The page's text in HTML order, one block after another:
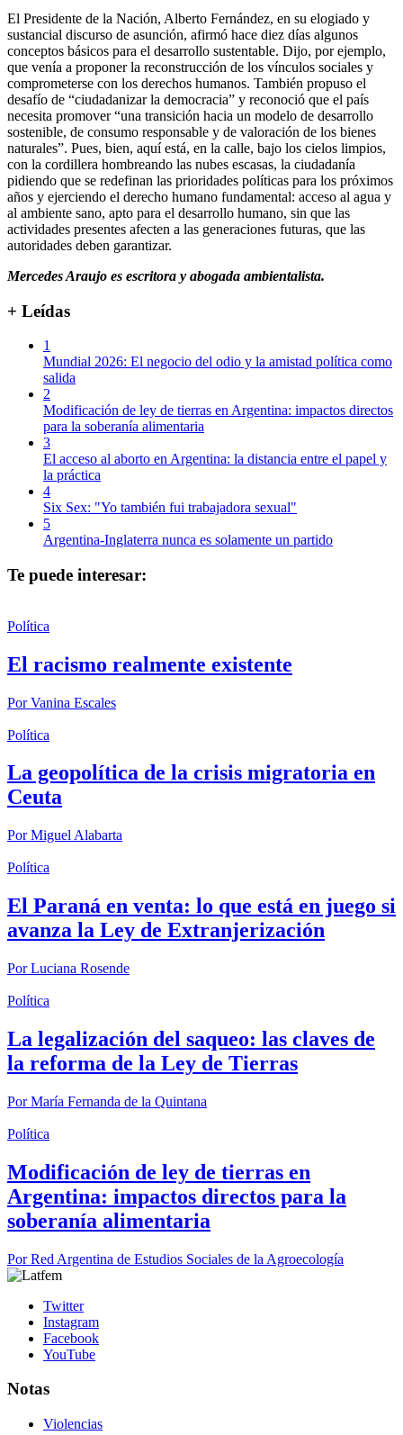
El Presidente de la Nación, Alberto Fernández, en su elogiado y
sustancial discurso de asunción, afirmó hace diez días algunos
conceptos básicos para el desarrollo sustentable. Dijo, por ejemplo,
que venía a proponer la reconstrucción de los vínculos sociales y
comprometerse con los derechos humanos. También propuso el
desafío de “ciudadanizar la democracia” y reconoció que el país
necesita promover “una transición hacia un modelo de desarrollo
sostenible, de consumo responsable y de valoración de los bienes
naturales”. Pues, bien, aquí está, en la calle, bajo los cielos limpios,
con la cordillera hombreando las nubes escasas, la ciudadanía
pidiendo que se redefinan las prioridades políticas para los próximos
años y ejerciendo el derecho humano fundamental: acceso al agua y
al ambiente sano, apto para el desarrollo humano, sin que las
actividades presentes afecten a las generaciones futuras, que las
autoridades deben garantizar.
Mercedes Araujo es escritora y abogada ambientalista.
+ Leídas
1
Mundial 2026: El negocio del odio y la amistad política como
salida
2
Modificación de ley de tierras en Argentina: impactos directos
para la soberanía alimentaria
3
El acceso al aborto en Argentina: la distancia entre el papel y
la práctica
4
Six Sex: "Yo también fui trabajadora sexual"
5
Argentina-Inglaterra nunca es solamente un partido
Te puede interesar:
Política
El racismo realmente existente
PorVanina Escales
Política
La geopolítica de la crisis migratoria en
Ceuta
PorMiguel Alabarta
Política
El Paraná en venta: lo que está en juego si
avanza la Ley de Extranjerización
PorLuciana Rosende
Política
La legalización del saqueo: las claves de
la reforma de la Ley de Tierras
PorMaría Fernanda de la Quintana
Política
Modificación de ley de tierras en
Argentina: impactos directos para la
soberanía alimentaria
PorRed Argentina de Estudios Sociales de la Agroecología
Twitter
Instagram
Facebook
YouTube
Notas
Violencias